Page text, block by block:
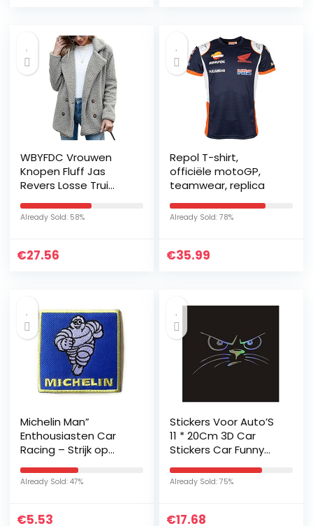
WBYFDC Vrouwen
Knopen Fluff Jas
Revers Losse Trui
Winter Solid Lange
Already Sold: 58%
€27.56
Repol T-shirt,
officiële motoGP,
teamwear, replica
Already Sold: 78%
€35.99
Michelin Man”
Enthousiasten Car
Racing – Strijk op
Already Sold: 47%
€5.53
Stickers Voor Auto’S
11 * 20Cm 3D Car
Stickers Car Funny
Decals Windowshield
Already Sold: 75%
€17.68